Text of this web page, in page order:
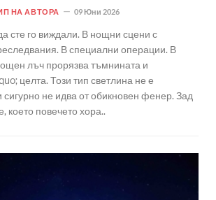
НА АВТОРА 09 Юни 2026
сте го виждали. В нощни сцени с
В специални операции. В
лъч прорязва тъмнината и
целта. Този тип светлина не е
сигурно не идва от обикновен фенер. Зад
което повечето хора..